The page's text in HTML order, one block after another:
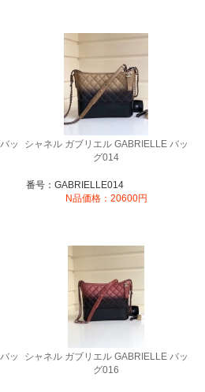
ッ
シャネル ガブリエル GABRIELLE バッ
グ014
番号：GABRIELLE014
N品価格：20600円
ッ
シャネル ガブリエル GABRIELLE バッ
グ016